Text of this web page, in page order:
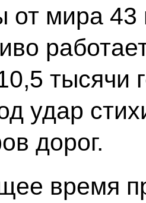
от мира 43
тысячи
удар
дорог.
время